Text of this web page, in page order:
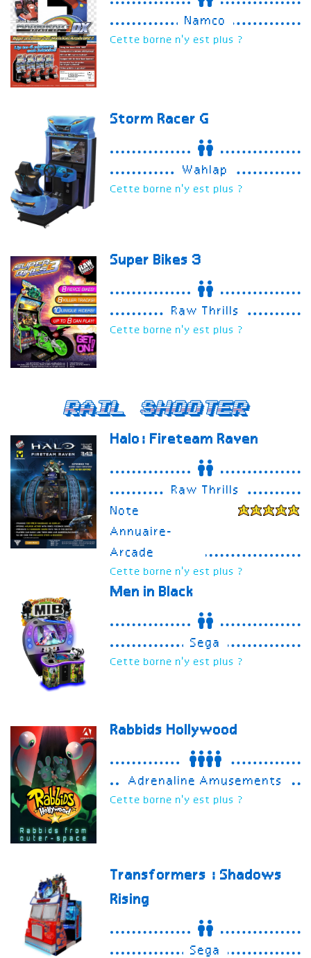
Namco
Cette borne n'y est plus ?
Storm Racer G
Wahlap
Cette borne n'y est plus ?
Super Bikes 3
Raw Thrills
Cette borne n'y est plus ?
Rail Shooter
Halo: Fireteam Raven
Raw Thrills
Note
Annuaire-
Arcade
Cette borne n'y est plus ?
Men in Black
Sega
Cette borne n'y est plus ?
Rabbids Hollywood
Adrenaline Amusements
Cette borne n'y est plus ?
Transformers : Shadows
Rising
Sega